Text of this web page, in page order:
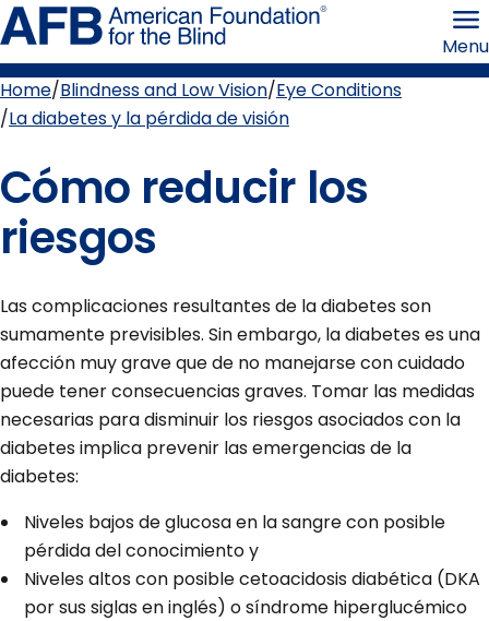
Skip
to
page
content the
Blind
Menu
Breadcrumb
Home Blindness and Low Vision Eye Conditions
La diabetes y la pérdida de visión
Cómo reducir los
riesgos
Las complicaciones resultantes de la diabetes son
sumamente previsibles. Sin embargo, la diabetes es una
afección muy grave que de no manejarse con cuidado
puede tener consecuencias graves. Tomar las medidas
necesarias para disminuir los riesgos asociados con la
diabetes implica prevenir las emergencias de la
diabetes:
Niveles bajos de glucosa en la sangre con posible
pérdida del conocimiento y
Niveles altos con posible cetoacidosis diabética (DKA
por sus siglas en inglés) o síndrome hiperglucémico